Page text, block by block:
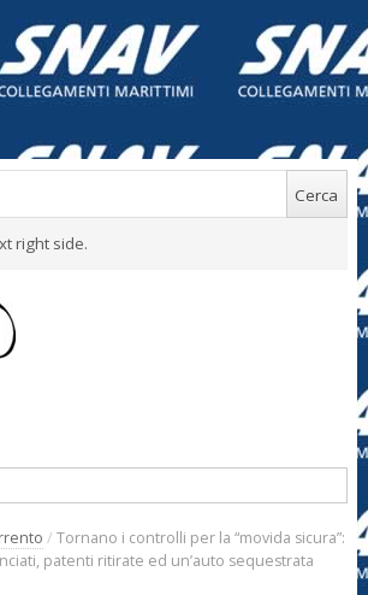
right side.
/ Tornano i controlli per la “movida sicura”:
patenti ritirate ed un’auto sequestrata